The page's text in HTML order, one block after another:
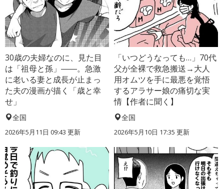
30歳の夫婦なのに、見た目
は「祖母と孫」――。急激
に老いる妻と成長が止まっ
た夫の漫画が描く「歳と幸
せ」
全国
2026年5月11日 09:43 更新
「いつどうなっても…」70代
父が全裸で救急搬送→大人
用オムツを手に最悪を覚悟
するアラサー娘の痛切な実
情【作者に聞く】
全国
2026年5月10日 17:35 更新